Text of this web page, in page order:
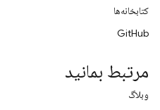
کتابخانه‌ها
GitHub
مرتبط بمانید
وبلاگ